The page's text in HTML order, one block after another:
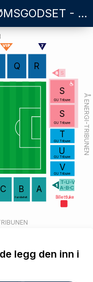
OB13: STRØMSGODSET - ODD
V
U
T
S
S
R
Q
C B A
GU Tribune
GU Tribune
GU Tribune
GU Tribune
GU Tribune
Familiefelt
Å ENERGI-TRIBUNEN
Billettluke
T-U-V
A-B-C
S
legg den inn i